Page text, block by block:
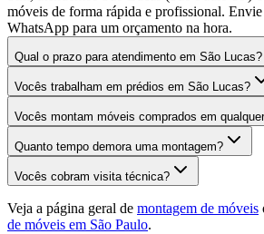
móveis de forma rápida e profissional.
WhatsApp para um orçamento na hora.
Qual o prazo para atendimento em São Lucas?
Vocês trabalham em prédios em São Lucas?
Vocês montam móveis comprados em
Quanto tempo demora uma montagem?
Vocês cobram visita técnica?
Veja a página geral de montagem de móveis
de móveis em São Paulo.